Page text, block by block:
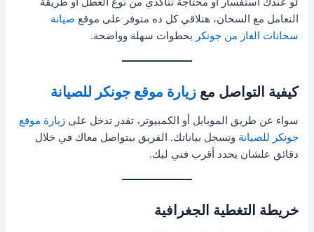
التعامل مع السخان، هتلاقي كل ده متوفر على موقع صيانة
سخانات الغاز من جونكر بخطوات سهلة وواضحة.
كيفية التواصل معزيارة موقع جونكر للصيانة
سواء عن طريق الموبايل أو الكمبيوتر، تقدر تدخل علىزيارة موقع
جونكر للصيانة وتسجل بياناتك. الفريق بيتواصل معاك في خلال
دقائق علشان يحدد أقرب فني ليك.
خريطة التغطية الجغرافية